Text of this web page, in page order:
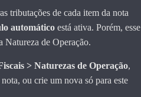
tributações de cada item da nota
automático está ativa. Porém, esse
Natureza de Operação.
> Naturezas de Operação,
ou crie um nova só para este